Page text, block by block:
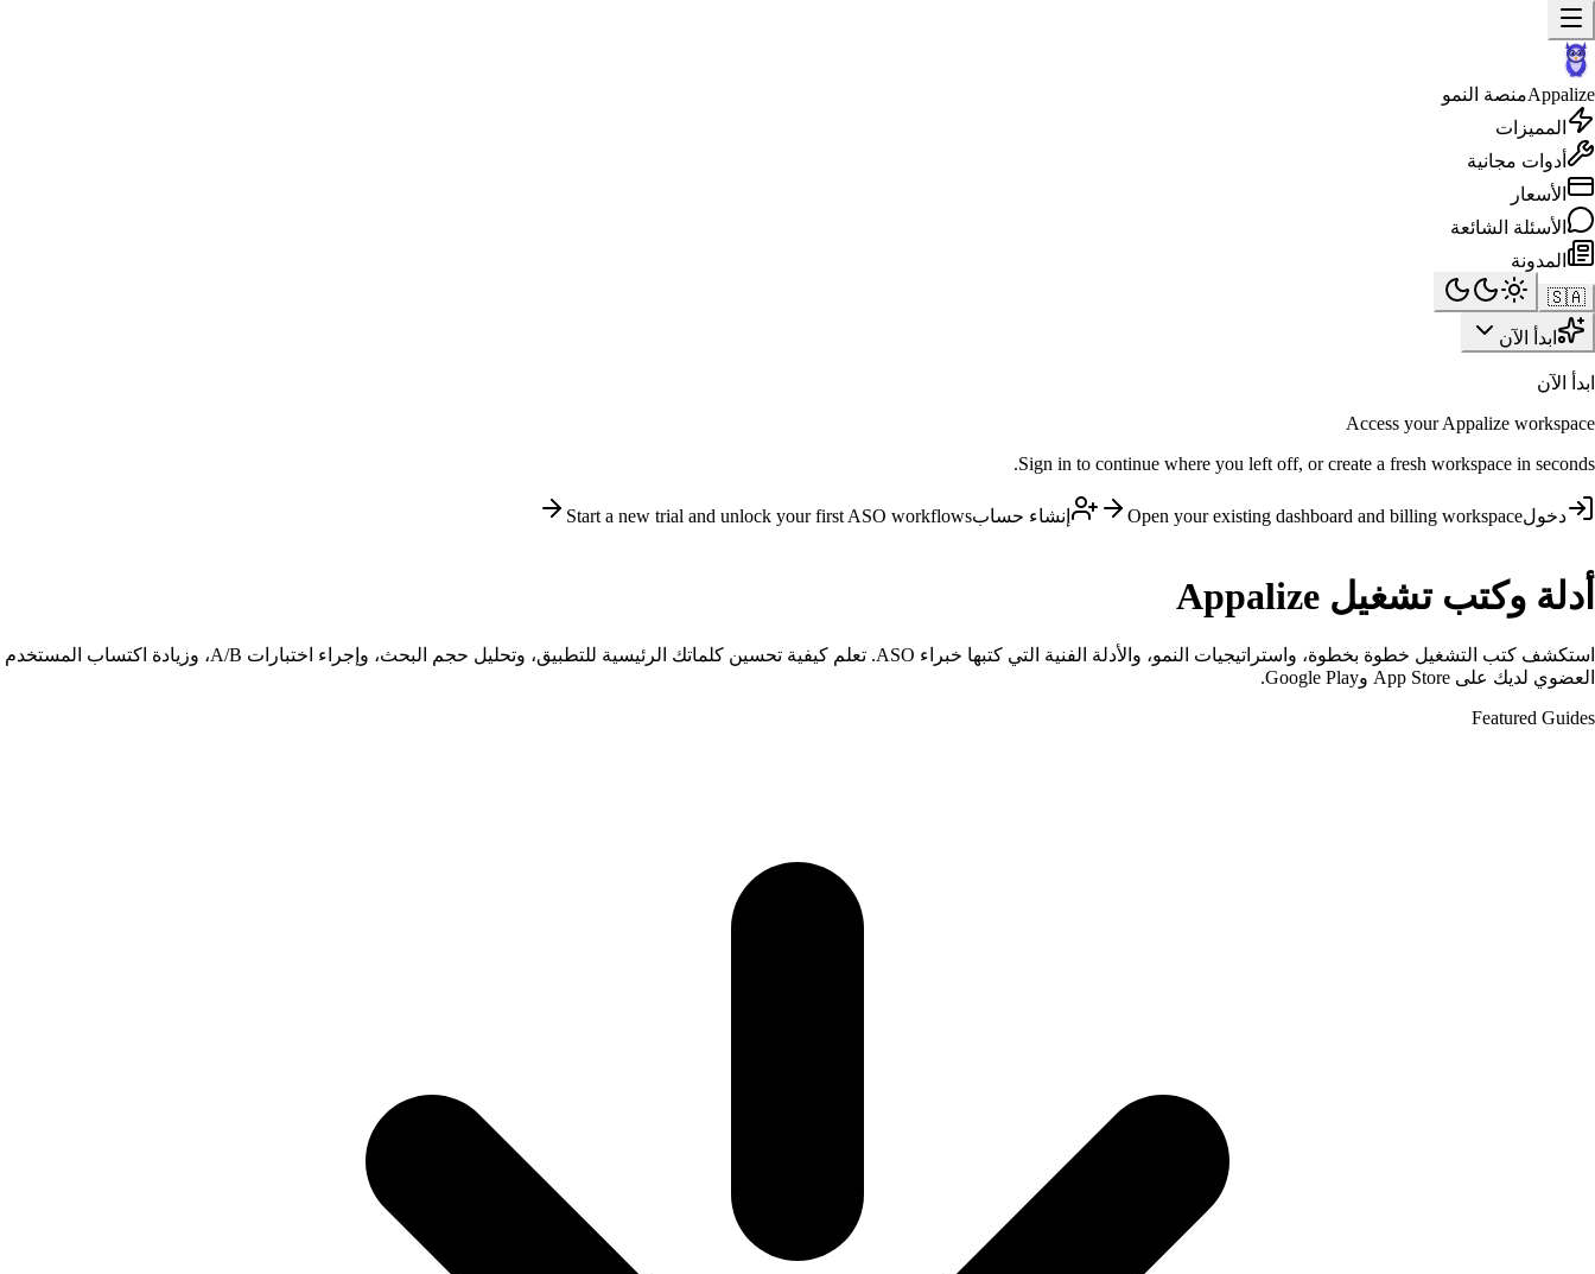
Appalizeمنصة النمو
المميزات
أدوات مجانية
الأسعار
الأسئلة الشائعة
المدونة
🇸🇦
ابدأ الآن
ابدأ الآن
Access your Appalize workspace
Sign in to continue where you left off, or create a fresh workspace in seconds.
دخولOpen your existing dashboard and billing workspace إنشاء حسابStart a new trial and unlock your first ASO workflows
أدلة وكتب تشغيل Appalize
استكشف كتب التشغيل خطوة بخطوة، واستراتيجيات النمو، والأدلة الفنية التي كتبها خبراء ASO. تعلم كيفية تحسين كلماتك الرئيسية للتطبيق، وتحليل حجم البحث، وإجراء اختبارات A/B، وزيادة اكتساب المستخدم
العضوي لديك على App Store وGoogle Play.
Featured Guides